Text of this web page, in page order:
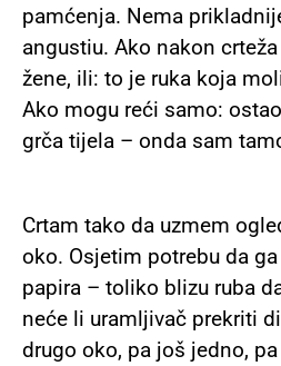
pamćenja. Nema
angustiu. Ako nakon
žene, ili: to je ruka koja
Ako mogu reći samo:
grča tijela – onda sam
Crtam tako da uzmem
oko. Osjetim potrebu da
papira – toliko blizu ruba
neće li uramljivač prekriti
drugo oko, pa još jedno,